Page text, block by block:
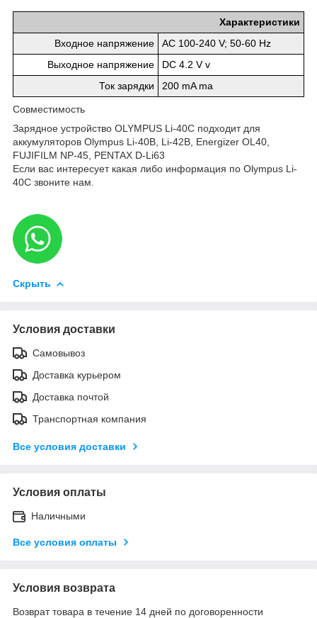
Характеристики
Входное напряжение
AC 100-240 V; 50-60 Hz
Выходное напряжение
DC 4.2 V v
Ток зарядки
200 mA ma
Совместимость
Зарядное устройство OLYMPUS Li-40C подходит для
аккумуляторов Olympus Li-40B, Li-42B, Energizer OL40,
FUJIFILM NP-45, PENTAX D-Li63
Если вас интересует какая либо информация по Olympus Li-
40C звоните нам.
Скрыть
Условия доставки
Самовывоз
Доставка курьером
Доставка почтой
Транспортная компания
Все условия доставки
Условия оплаты
Наличными
Все условия оплаты
Условия возврата
Возврат товара в течение 14 дней по договоренности